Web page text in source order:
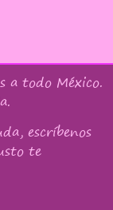
a todo México.
escríbenos
te